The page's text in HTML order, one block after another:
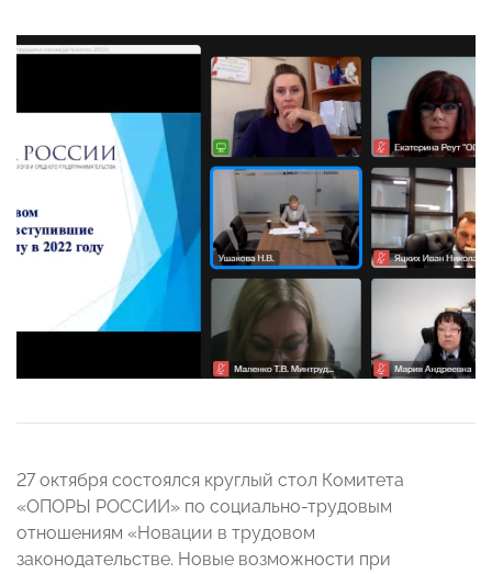
27 октября состоялся круглый стол Комитета
«ОПОРЫ РОССИИ» по социально-трудовым
отношениям «Новации в трудовом
законодательстве. Новые возможности при